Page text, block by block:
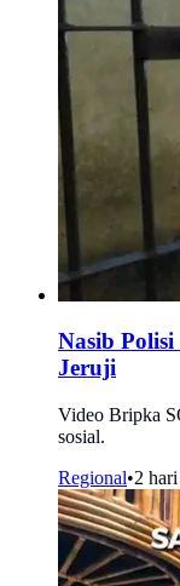
Nasib
Jeruji
Video Bripka
sosial.
Regional•2